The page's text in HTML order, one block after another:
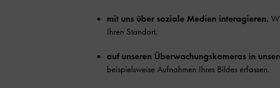
mit uns über soziale Medien interagieren.
Ihren Standort.
auf unseren Überwachungskameras in
beispielsweise Aufnahmen Ihres Bildes erfassen.